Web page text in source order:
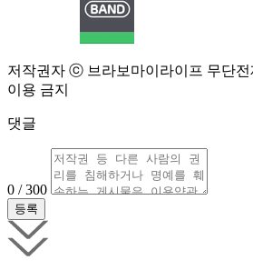
저작권자 ⓒ 브라보마이라이프 무단
이용 금지
댓글
0 / 300